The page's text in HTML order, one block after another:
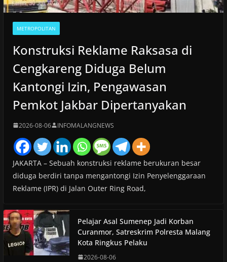
METROPOLITAN
Konstruksi Reklame Raksasa di
Cengkareng Diduga Belum
Kantongi Izin, Pengawasan
Pemkot Jakbar Dipertanyakan
2026-08-06 INFOMALANGNEWS
JAKARTA – Sebuah konstruksi reklame berukuran besar
diduga berdiri tanpa mengantongi Izin Penyelenggaraan
Reklame (IPR) di Jalan Outer Ring Road,
Pelajar Asal Sumenep Jadi Korban
Curanmor, Satreskrim Polresta Malang
Kota Ringkus Pelaku
2026-08-06